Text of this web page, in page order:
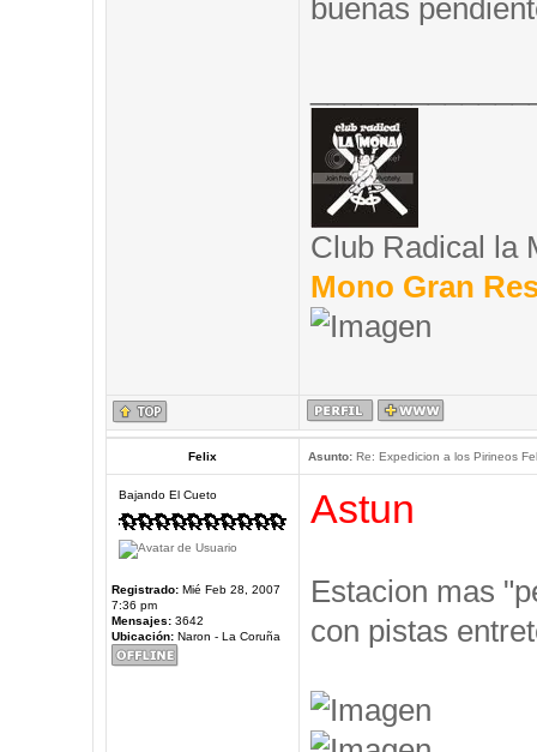
buenas
Club Radical la
Mono Gran
Felix Asunto:Re: Expedicion a los Pirineos
Bajando El Cueto
Registrado:Mié Feb 28, 2007
7:36 pm
Mensajes:3642
Ubicación:Naron - La Coruña
Astun
Estacion mas
con pistas